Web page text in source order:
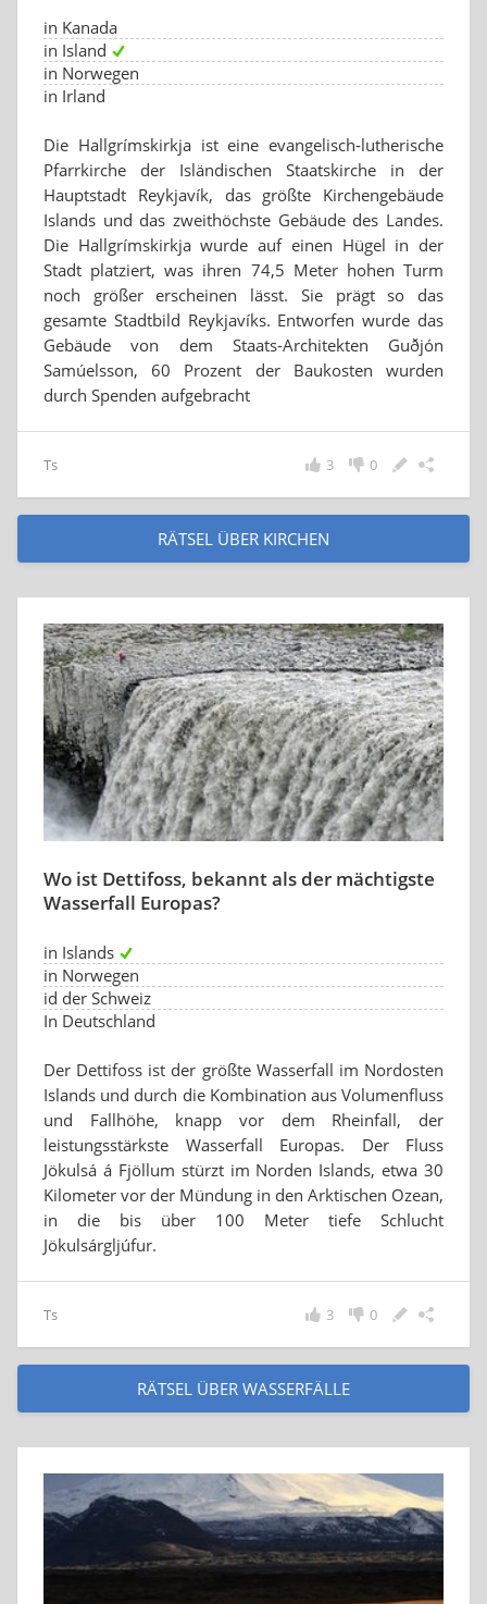
in Kanada
in Island
in Norwegen
in Irland
Die Hallgrímskirkja ist eine evangelisch-lutherische
Pfarrkirche der Isländischen Staatskirche in der
Hauptstadt Reykjavík, das größte Kirchengebäude
Islands und das zweithöchste Gebäude des Landes.
Die Hallgrímskirkja wurde auf einen Hügel in der
Stadt platziert, was ihren 74,5 Meter hohen Turm
noch größer erscheinen lässt. Sie prägt so das
gesamte Stadtbild Reykjavíks. Entworfen wurde das
Gebäude von dem Staats-Architekten Guðjón
Samúelsson, 60 Prozent der Baukosten wurden
durch Spenden aufgebracht
Ts 0
3
RÄTSEL ÜBER KIRCHEN
Wo ist Dettifoss, bekannt als der mächtigste
Wasserfall Europas?
in Islands
in Norwegen
id der Schweiz
In Deutschland
Der Dettifoss ist der größte Wasserfall im Nordosten
Islands und durch die Kombination aus Volumenfluss
und Fallhöhe, knapp vor dem Rheinfall, der
leistungsstärkste Wasserfall Europas. Der Fluss
Jökulsá á Fjöllum stürzt im Norden Islands, etwa 30
Kilometer vor der Mündung in den Arktischen Ozean,
in die bis über 100 Meter tiefe Schlucht
Jökulsárgljúfur.
Ts 0
3
RÄTSEL ÜBER WASSERFÄLLE